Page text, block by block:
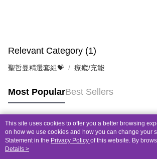
Relevant Category (1)
聖哲曼精選套組💝 療癒/充能
Most PopularBest Sellers
Popular Tags
This site uses cookies to offer you a better browsing
on how we use cookies and how you can change your
Statement in the Privacy Policy of this website. By
agree to our use of cookies as described in our Cookie
Details >